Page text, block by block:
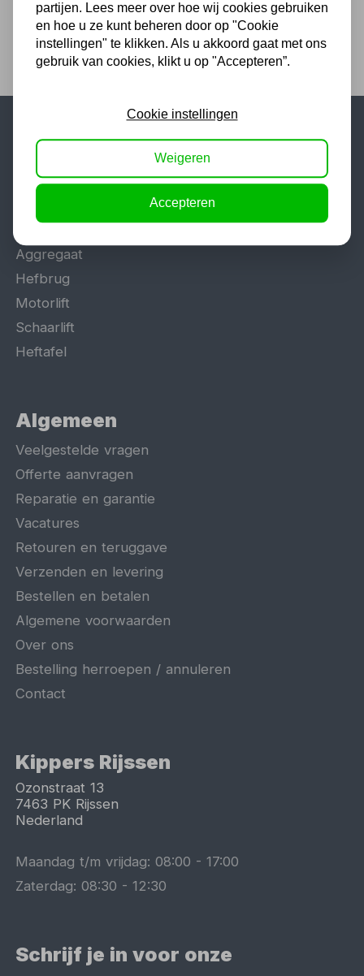
Populaire categorieën
Werkplaatsinrichting
Aggregaat
Hefbrug
Motorlift
Schaarlift
Heftafel
Algemeen
Veelgestelde vragen
Offerte aanvragen
Reparatie en garantie
Vacatures
Retouren en teruggave
Verzenden en levering
Bestellen en betalen
Algemene voorwaarden
Over ons
Bestelling herroepen / annuleren
Contact
Kippers Rijssen
Ozonstraat 13
7463 PK Rijssen
Nederland
Maandag t/m vrijdag:08:00 -17:00
Zaterdag:08:30 -12:30
Schrijf je in voor onze
partijen. Lees meer over hoe wij cookies gebruiken
en hoe u ze kunt beheren door op "Cookie
instellingen" te klikken. Als u akkoord gaat met ons
gebruik van cookies, klikt u op "Accepteren”.
Cookie instellingen
Weigeren
Accepteren